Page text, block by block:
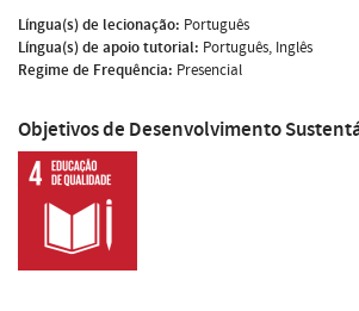
Língua(s) de lecionação: Português
Língua(s) de apoio tutorial: Português, Inglês
Regime de Frequência: Presencial
Objetivos de Desenvolvimento